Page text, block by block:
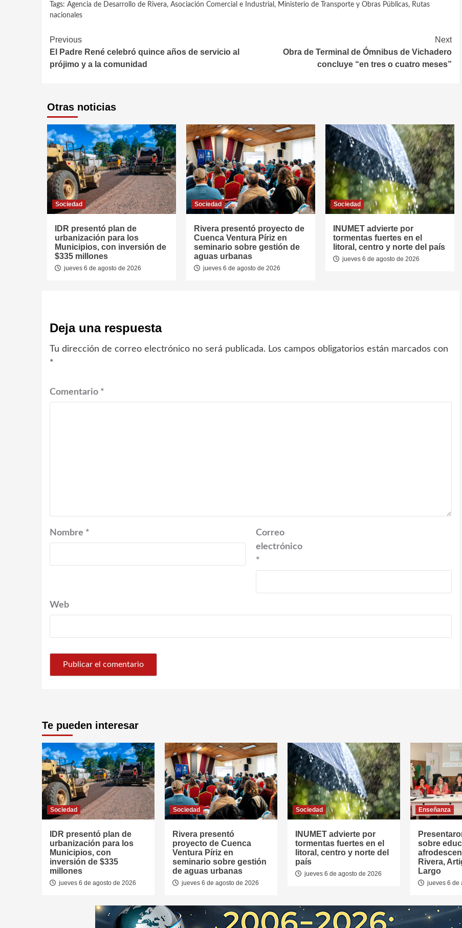
Tags: Agencia de Desarrollo de Rivera, Asociación Comercial e Industrial , Ministerio de Transporte y Obras Públicas, Rutas
nacionales
Continue
Reading
Previous
El Padre René celebró quince años de servicio al
prójimo y a la comunidad
Next
Obra de Terminal de Ómnibus de Vichadero
concluye “en tres o cuatro meses”
Otras noticias
Sociedad
IDR presentó plan de
urbanización para los
Municipios, con inversión de
$335 millones
jueves 6 de agosto de 2026
Sociedad
Rivera presentó proyecto de
Cuenca Ventura Píriz en
seminario sobre gestión de
aguas urbanas
jueves 6 de agosto de 2026
Sociedad
INUMET advierte por
tormentas fuertes en el
litoral, centro y norte del país
jueves 6 de agosto de 2026
Deja una respuesta
Tu dirección de correo electrónico no será publicada. Los campos obligatorios están marcados con
*
Comentario *
Nombre *
Correo
electrónico
*
Web
Te pueden interesar
Sociedad
IDR presentó plan de
urbanización para los
Municipios, con
inversión de $335
millones
jueves 6 de agosto de 2026
Sociedad
Rivera presentó
proyecto de Cuenca
Ventura Píriz en
seminario sobre gestión
de aguas urbanas
jueves 6 de agosto de 2026
Sociedad
INUMET advierte por
tormentas fuertes en el
litoral, centro y norte del
país
jueves 6 de agosto de 2026
Enseñanza
sobre
Rivera,
Largo
jueves 6 de